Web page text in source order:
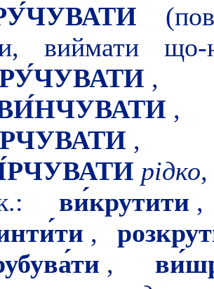
виймати що-
,
рідко,
ви́крутити
,
,